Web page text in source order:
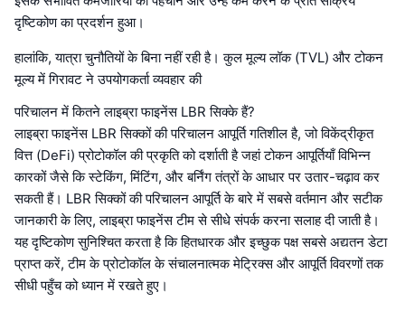
दृष्टिकोण का प्रदर्शन हुआ।
हालांकि, यात्रा चुनौतियों के बिना नहीं रही है। कुल मूल्य लॉक (TVL) और टोकन
मूल्य में गिरावट ने उपयोगकर्ता व्यवहार की
परिचालन में कितने लाइब्रा फाइनेंस LBR सिक्के हैं?
लाइब्रा फाइनेंस LBR सिक्कों की परिचालन आपूर्ति गतिशील है, जो विकेंद्रीकृत
वित्त (DeFi) प्रोटोकॉल की प्रकृति को दर्शाती है जहां टोकन आपूर्तियाँ विभिन्न
कारकों जैसे कि स्टेकिंग, मिंटिंग, और बर्निंग तंत्रों के आधार पर उतार-चढ़ाव कर
सकती हैं। LBR सिक्कों की परिचालन आपूर्ति के बारे में सबसे वर्तमान और सटीक
जानकारी के लिए, लाइब्रा फाइनेंस टीम से सीधे संपर्क करना सलाह दी जाती है।
यह दृष्टिकोण सुनिश्चित करता है कि हितधारक और इच्छुक पक्ष सबसे अद्यतन डेटा
प्राप्त करें, टीम के प्रोटोकॉल के संचालनात्मक मेट्रिक्स और आपूर्ति विवरणों तक
सीधी पहुँच को ध्यान में रखते हुए।